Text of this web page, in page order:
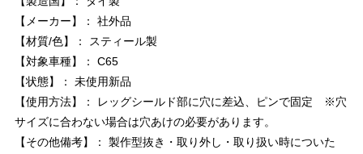
【メーカー】： 社外品
【材質/色】： スティール製
【対象車種】： C65
【状態】： 未使用新品
【使用方法】： レッグシールド部に穴に差込、ピンで固定 ※穴
サイズに合わない場合は穴あけの必要があります。
【その他備考】： 製作型抜き・取り外し・取り扱い時についた